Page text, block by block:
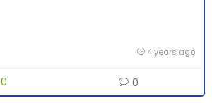
4 years ago
0 0